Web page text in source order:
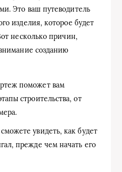
Это ваш путеводитель
изделия, которое будет
несколько причин,
созданию
поможет вам
строительства, от
увидеть, как будет
прежде чем начать его